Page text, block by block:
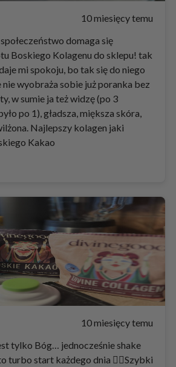
10 miesięcy temu
domaga się
Boskiego Kolagenu do sklepu! tak
mi spokoju, bo tak się do niego
nie wyobraża sobie już poranka bez
w sumie ja też widzę (po 3
po 1), gładsza, miększa skóra,
Najlepszy kolagen jaki
Boskiego Kakao
10 miesięcy temu
tylko Bóg… jednocześnie shake
turbo start każdego dnia ✌🏻Szybki